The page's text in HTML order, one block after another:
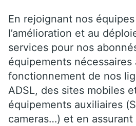
En rejoignant nos
l’amélioration et au
services pour nos
équipements nécessaires
fonctionnement de nos
ADSL, des sites mobiles
équipements auxiliaires
cameras…) et en assurant